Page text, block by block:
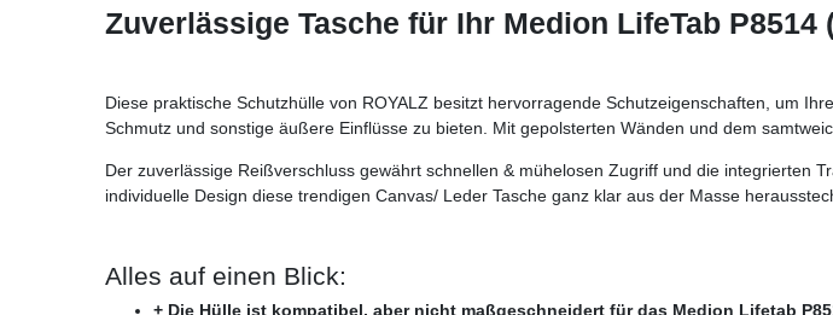
Zuverlässige Tasche für Ihr Medion LifeTab P8514
Diese praktische Schutzhülle von ROYALZ besitzt hervorragende Schutzeigenschaften, um
Schmutz und sonstige äußere Einflüsse zu bieten. Mit gepolsterten Wänden und dem
Der zuverlässige Reißverschluss gewährt schnellen & mühelosen Zugriff und die integrierten
individuelle Design diese trendigen Canvas/ Leder Tasche ganz klar aus der Masse
Alles auf einen Blick:
+ Die Hülle ist kompatibel, aber nicht maßgeschneidert für das Medion Lifetab